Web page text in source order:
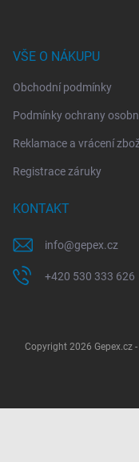
VŠE O NÁKUPU
Obchodní podmínky
Podmínky ochrany
Reklamace a vrácení
Registrace záruky
KONTAKT
info@gepex.cz
+420 530 333 626
Copyright 2026 Gepex.cz